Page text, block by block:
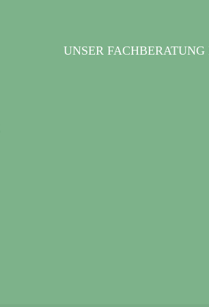
UNSER FACHBERATUNG